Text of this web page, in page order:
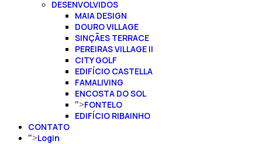
DESENVOLVIDOS
MAIA DESIGN
DOURO VILLAGE
SINÇÃES TERRACE
PEREIRAS VILLAGE II
CITY GOLF
EDIFÍCIO CASTELLA
FAMALIVING
ENCOSTA DO SOL
">FONTELO
EDIFÍCIO RIBAINHO
CONTATO
">Login